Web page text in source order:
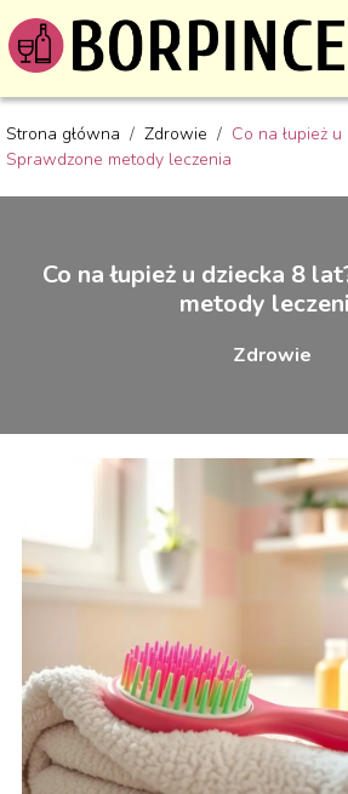
Strona główna / Zdrowie / Co na łupież
Sprawdzone metody leczenia
Co na łupież u dziecka 8
metody
Zdrowie